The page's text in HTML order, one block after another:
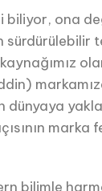
biliyor, ona
sürdürülebilir
dünyaya
marka
bilimle